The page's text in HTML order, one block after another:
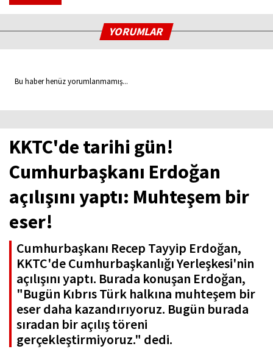
YORUMLAR
Bu haber henüz yorumlanmamış...
KKTC'de tarihi gün!
Cumhurbaşkanı Erdoğan
açılışını yaptı: Muhteşem bir
eser!
Cumhurbaşkanı Recep Tayyip Erdoğan,
KKTC'de Cumhurbaşkanlığı Yerleşkesi'nin
açılışını yaptı. Burada konuşan Erdoğan,
"Bugün Kıbrıs Türk halkına muhteşem bir
eser daha kazandırıyoruz. Bugün burada
sıradan bir açılış töreni
gerçekleştirmiyoruz." dedi.